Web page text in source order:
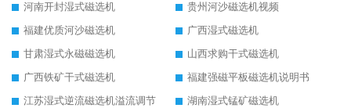
河南开封湿式磁选机
贵州河沙磁选机视频
福建优质河沙磁选机
广西湿式磁选机
甘肃湿式永磁磁选机
山西求购干式磁选机
广西铁矿干式磁选机
福建强磁平板磁选机说明书
江苏湿式逆流磁选机溢流调节
湖南湿式锰矿磁选机